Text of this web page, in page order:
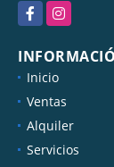
FacebookInstagram
Inicio
Ventas
Alquiler
Servicios